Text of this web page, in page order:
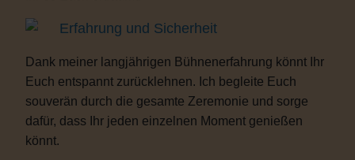
Erfahrung und Sicherheit
Dank meiner langjährigen Bühnenerfahrung könnt Ihr
Euch entspannt zurücklehnen. Ich begleite Euch
souverän durch die gesamte Zeremonie und sorge
dafür, dass Ihr jeden einzelnen Moment genießen
könnt.